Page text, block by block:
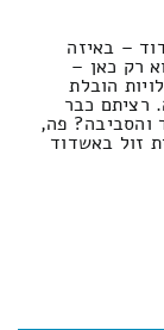
– באיזה
רק כאן –
הובלת
רציתם כבר
והסביבה? פה,
זול באשדוד